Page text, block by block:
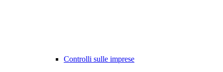
Controlli sulle imprese